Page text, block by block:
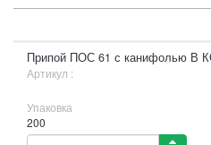
Припой ПОС 61 с канифолью В
Артикул :
Упаковка
200